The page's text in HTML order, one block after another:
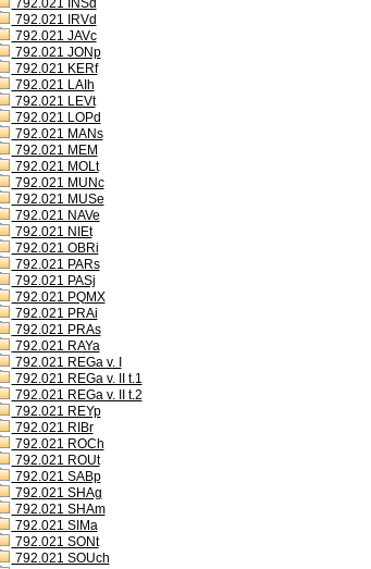
792.021 INSd
792.021 IRVd
792.021 JAVc
792.021 JONp
792.021 KERf
792.021 LAIh
792.021 LEVt
792.021 LOPd
792.021 MANs
792.021 MEM
792.021 MOLt
792.021 MUNc
792.021 MUSe
792.021 NAVe
792.021 NIEt
792.021 OBRi
792.021 PARs
792.021 PASj
792.021 PQMX
792.021 PRAi
792.021 PRAs
792.021 RAYa
792.021 REGa v. I
792.021 REGa v. II t.1
792.021 REGa v. II t.2
792.021 REYp
792.021 RIBr
792.021 ROCh
792.021 ROUt
792.021 SABp
792.021 SHAg
792.021 SHAm
792.021 SIMa
792.021 SONt
792.021 SOUch